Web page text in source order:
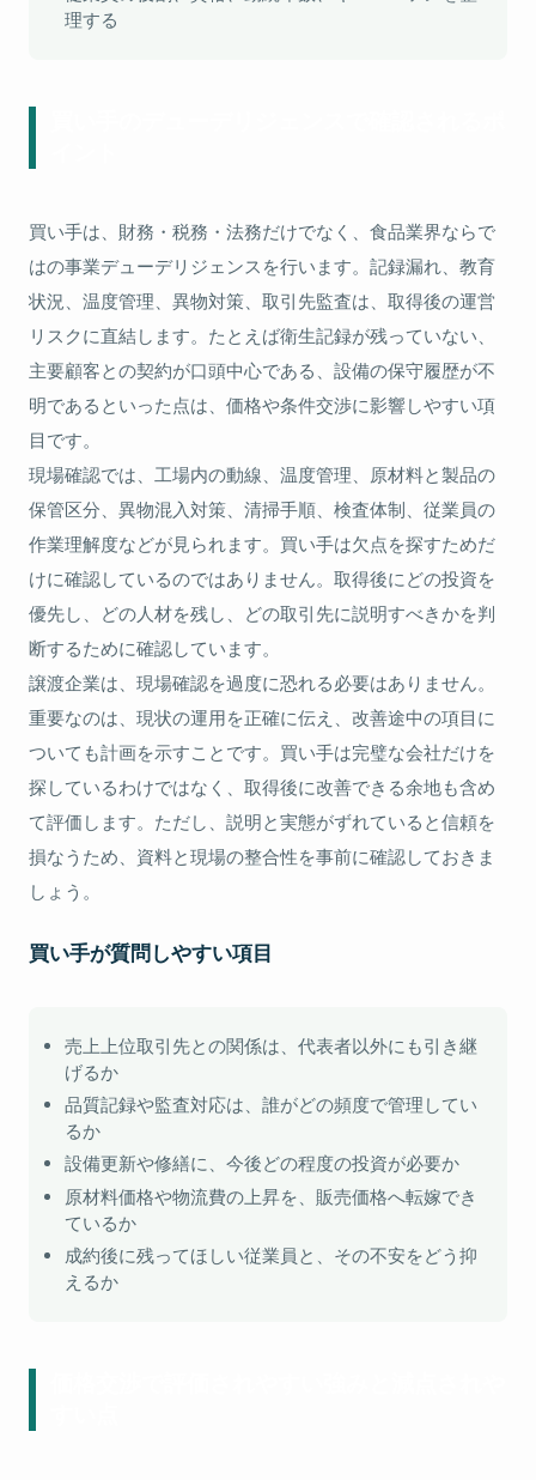
理する
買い手は、財務・税務・法務だけでなく、食品業界ならで
はの事業デューデリジェンスを行います。記録漏れ、教育
状況、温度管理、異物対策、取引先監査は、取得後の運営
リスクに直結します。たとえば衛生記録が残っていない、
主要顧客との契約が口頭中心である、設備の保守履歴が不
明であるといった点は、価格や条件交渉に影響しやすい項
目です。
現場確認では、工場内の動線、温度管理、原材料と製品の
保管区分、異物混入対策、清掃手順、検査体制、従業員の
作業理解度などが見られます。買い手は欠点を探すためだ
けに確認しているのではありません。取得後にどの投資を
優先し、どの人材を残し、どの取引先に説明すべきかを判
断するために確認しています。
譲渡企業は、現場確認を過度に恐れる必要はありません。
重要なのは、現状の運用を正確に伝え、改善途中の項目に
ついても計画を示すことです。買い手は完璧な会社だけを
探しているわけではなく、取得後に改善できる余地も含め
て評価します。ただし、説明と実態がずれていると信頼を
損なうため、資料と現場の整合性を事前に確認しておきま
しょう。
買い手が質問しやすい項目
売上上位取引先との関係は、代表者以外にも引き継
げるか
品質記録や監査対応は、誰がどの頻度で管理してい
るか
設備更新や修繕に、今後どの程度の投資が必要か
原材料価格や物流費の上昇を、販売価格へ転嫁でき
ているか
成約後に残ってほしい従業員と、その不安をどう抑
えるか